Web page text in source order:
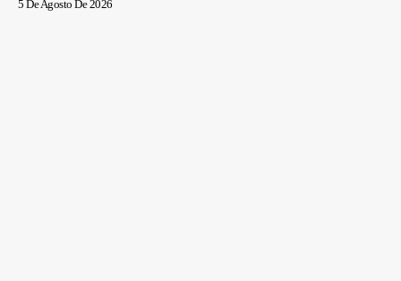
5 De Agosto De 2026